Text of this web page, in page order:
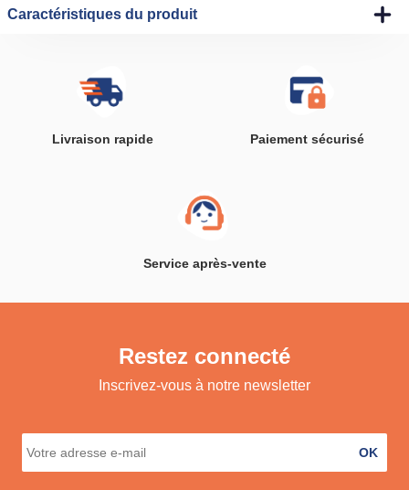
Caractéristiques du produit
Livraison rapide Paiement sécurisé
Service après-vente
Restez connecté
Inscrivez-vous à notre newsletter
OK